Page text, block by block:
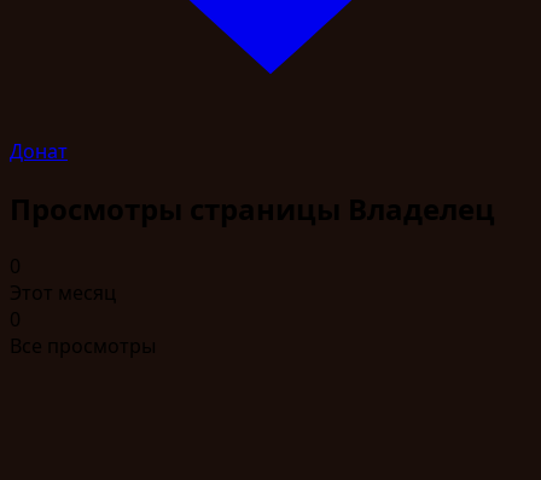
Донат
Просмотры страницы Владелец
0
Этот месяц
0
Все просмотры